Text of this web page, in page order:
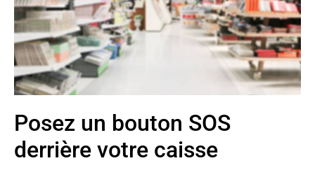
Posez un bouton SOS
derrière votre caisse